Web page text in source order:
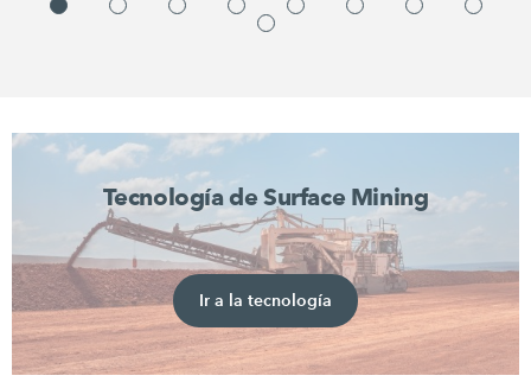
Tecnología de Surface Mining
Ir a la tecnología